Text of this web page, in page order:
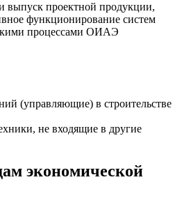
выпуск проектной продукции,
функционирование систем
процессами ОИАЭ
(управляющие) в строительстве
не входящие в другие
экономической